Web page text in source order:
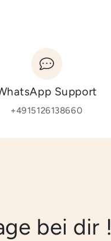
Support
+4915126138660
bei dir !